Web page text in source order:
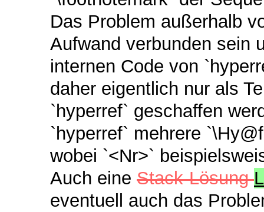
Das Problem außerhalb
Aufwand verbunden sein
internen Code von
daher eigentlich nur als
`hyperref` geschaffen
`hyperref` mehrere
wobei `<Nr>`
Auch eine Stack-Lösung
eventuell auch das